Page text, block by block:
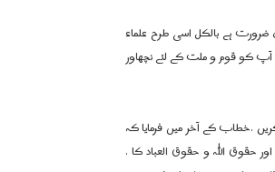
ضرورت ہے بالکل اسی طرح علماء
آپ کو قوم و ملت کے لئے نچھاور
.خطاب کے آخر میں فرمایا کہ
حقوق اللہ و حقوق العباد کا .